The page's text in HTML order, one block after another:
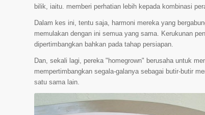
bilik, iaitu. memberi perhatian lebih kepada kombinasi
Dalam kes ini, tentu saja, harmoni mereka yang
memulakan dengan ini semua yang sama. Kerukunan
dipertimbangkan bahkan pada tahap persiapan.
Dan, sekali lagi, pereka "homegrown" berusaha untuk
mempertimbangkan segala-galanya sebagai butir-butir
satu sama lain.